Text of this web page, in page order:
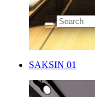
SAKSIN 01